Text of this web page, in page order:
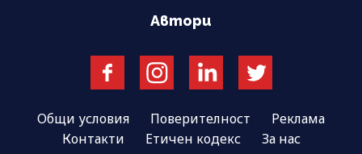
Автори
Общи условия Поверителност
Реклама
Контакти
Етичен кодекс За нас